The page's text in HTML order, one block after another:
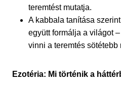
teremtést mutatja.
A kabbala tanítása
együtt formálja a világot
vinni a teremtés sötétebb
Ezotéria: Mi történik a